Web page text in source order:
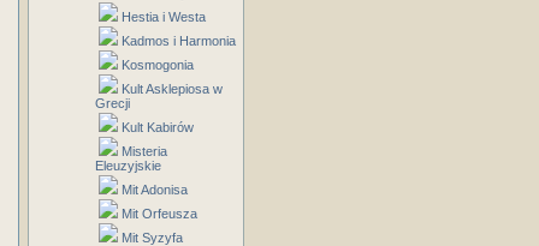
Hestia i Westa
Kadmos i Harmonia
Kosmogonia
Kult Asklepiosa w
Grecji
Kult Kabirów
Misteria
Eleuzyjskie
Mit Adonisa
Mit Orfeusza
Mit Syzyfa